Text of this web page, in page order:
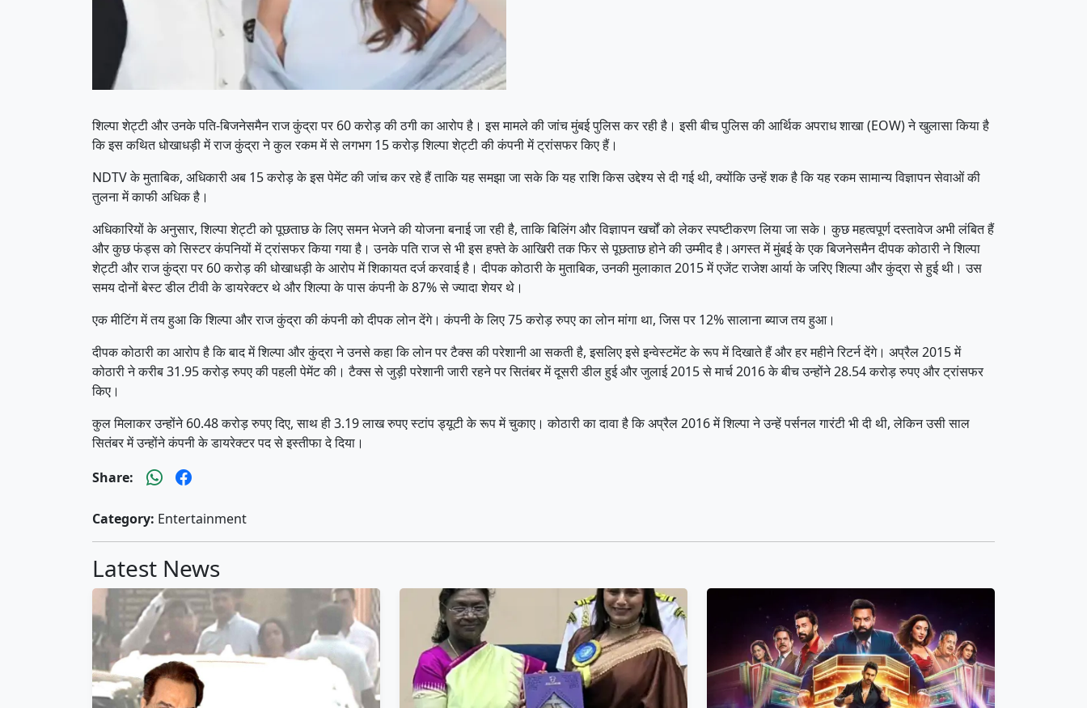
शिल्पा शेट्टी और उनके पति-बिजनेसमैन राज कुंद्रा पर 60 करोड़ की ठगी का आरोप है। इस मामले की जांच मुंबई पुलिस कर रही है। इसी बीच पुलिस की आर्थिक अपराध शाखा (EOW) ने खुलासा किया है
कि इस कथित धोखाधड़ी में राज कुंद्रा ने कुल रकम में से लगभग 15 करोड़ शिल्पा शेट्टी की कंपनी में ट्रांसफर किए हैं।
NDTV के मुताबिक, अधिकारी अब 15 करोड़ के इस पेमेंट की जांच कर रहे हैं ताकि यह समझा जा सके कि यह राशि किस उद्देश्य से दी गई थी, क्योंकि उन्हें शक है कि यह रकम सामान्य विज्ञापन सेवाओं की
तुलना में काफी अधिक है।
अधिकारियों के अनुसार, शिल्पा शेट्टी को पूछताछ के लिए समन भेजने की योजना बनाई जा रही है, ताकि बिलिंग और विज्ञापन खर्चों को लेकर स्पष्टीकरण लिया जा सके। कुछ महत्वपूर्ण दस्तावेज अभी लंबित हैं
और कुछ फंड्स को सिस्टर कंपनियों में ट्रांसफर किया गया है। उनके पति राज से भी इस हफ्ते के आखिरी तक फिर से पूछताछ होने की उम्मीद है।अगस्त में मुंबई के एक बिजनेसमैन दीपक कोठारी ने शिल्पा
शेट्टी और राज कुंद्रा पर 60 करोड़ की धोखाधड़ी के आरोप में शिकायत दर्ज करवाई है। दीपक कोठारी के मुताबिक, उनकी मुलाकात 2015 में एजेंट राजेश आर्या के जरिए शिल्पा और कुंद्रा से हुई थी। उस
समय दोनों बेस्ट डील टीवी के डायरेक्टर थे और शिल्पा के पास कंपनी के 87% से ज्यादा शेयर थे।
एक मीटिंग में तय हुआ कि शिल्पा और राज कुंद्रा की कंपनी को दीपक लोन देंगे। कंपनी के लिए 75 करोड़ रुपए का लोन मांगा था, जिस पर 12% सालाना ब्याज तय हुआ।
दीपक कोठारी का आरोप है कि बाद में शिल्पा और कुंद्रा ने उनसे कहा कि लोन पर टैक्स की परेशानी आ सकती है, इसलिए इसे इन्वेस्टमेंट के रूप में दिखाते हैं और हर महीने रिटर्न देंगे। अप्रैल 2015 में
कोठारी ने करीब 31.95 करोड़ रुपए की पहली पेमेंट की। टैक्स से जुड़ी परेशानी जारी रहने पर सितंबर में दूसरी डील हुई और जुलाई 2015 से मार्च 2016 के बीच उन्होंने 28.54 करोड़ रुपए और ट्रांसफर
किए।
कुल मिलाकर उन्होंने 60.48 करोड़ रुपए दिए, साथ ही 3.19 लाख रुपए स्टांप ड्यूटी के रूप में चुकाए। कोठारी का दावा है कि अप्रैल 2016 में शिल्पा ने उन्हें पर्सनल गारंटी भी दी थी, लेकिन उसी साल
सितंबर में उन्होंने कंपनी के डायरेक्टर पद से इस्तीफा दे दिया।
Share:
Category: Entertainment
Latest News